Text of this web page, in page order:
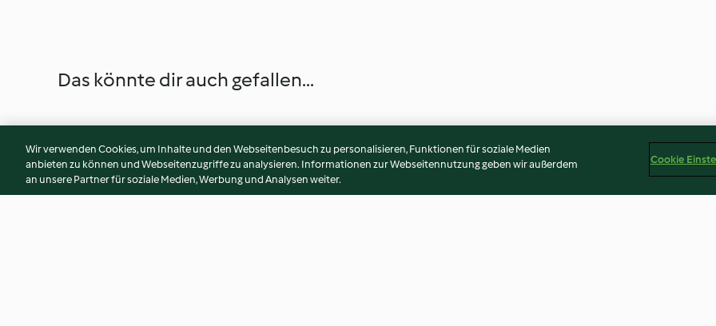
Das könnte dir auch gefallen...
Wir verwenden Cookies, um Inhalte und den Webseitenbesuch zu personalisieren, Funktionen für soziale Medien
anbieten zu können und Webseitenzugriffe zu analysieren. Informationen zur Webseitennutzung geben wir außerdem
an unsere Partner für soziale Medien, Werbung und Analysen weiter.
Cookie